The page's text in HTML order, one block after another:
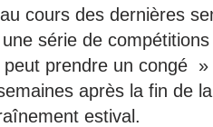
au cours des dernières
série de
peut prendre un congé
après la fin de
estival.